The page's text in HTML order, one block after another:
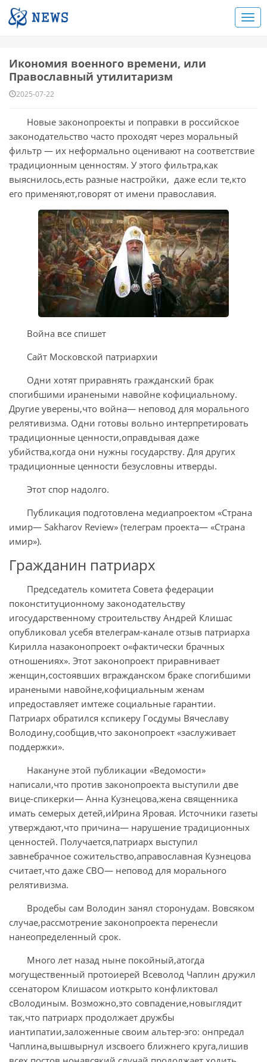
Икономия военного времени, или
Православный утилитаризм
2025-07-22
Новые законопроекты и поправки в российское
законодательство часто проходят через моральный
фильтр — их неформально оценивают на соответствие
традиционным ценностям. У этого фильтра,как
выяснилось,есть разные настройки, даже если те,кто
его применяют,говорят от имени православия.
Война все спишет
Сайт Московской патриархии
Одни хотят приравнять гражданский брак
спогибшими иранеными навойне кофициальному.
Другие уверены,что война— неповод для морального
релятивизма. Одни готовы вольно интерпретировать
традиционные ценности,оправдывая даже
убийства,когда они нужны государству. Для других
традиционные ценности безусловны итверды.
Этот спор надолго.
Публикация подготовлена медиапроектом «Страна
имир— Sakharov Review» (телеграм проекта— «Страна
имир»).
Гражданин патриарх
Председатель комитета Совета федерации
поконституционному законодательству
игосударственному строительству Андрей Клишас
опубликовал усебя втелеграм-канале отзыв патриарха
Кирилла назаконопроект о«фактически брачных
отношениях». Этот законопроект приравнивает
женщин,состоявших вгражданском браке спогибшими
иранеными навойне,кофициальным женам
ипредоставляет имтеже социальные гарантии.
Патриарх обратился кспикеру Госдумы Вячеславу
Володину,сообщив,что законопроект «заслуживает
поддержки».
Накануне этой публикации «Ведомости»
написали,что против законопроекта выступили две
вице-спикерки— Анна Кузнецова,жена священника
имать семерых детей,иИрина Яровая. Источники газеты
утверждают,что причина— нарушение традиционных
ценностей. Получается,патриарх выступил
завнебрачное сожительство,аправославная Кузнецова
считает,что даже СВО— неповод для морального
релятивизма.
Вродебы сам Володин занял сторонудам. Вовсяком
случае,рассмотрение законопроекта перенесли
нанеопределенный срок.
Много лет назад ныне покойный,атогда
могущественный протоиерей Всеволод Чаплин дружил
ссенатором Клишасом иоткрыто конфликтовал
сВолодиным. Возможно,это совпадение,новыглядит
так,что патриарх продолжает дружбы
иантипатии,заложенные своим альтер-эго: онпредал
Чаплина,вышвырнул изсвоего ближнего круга,лишив